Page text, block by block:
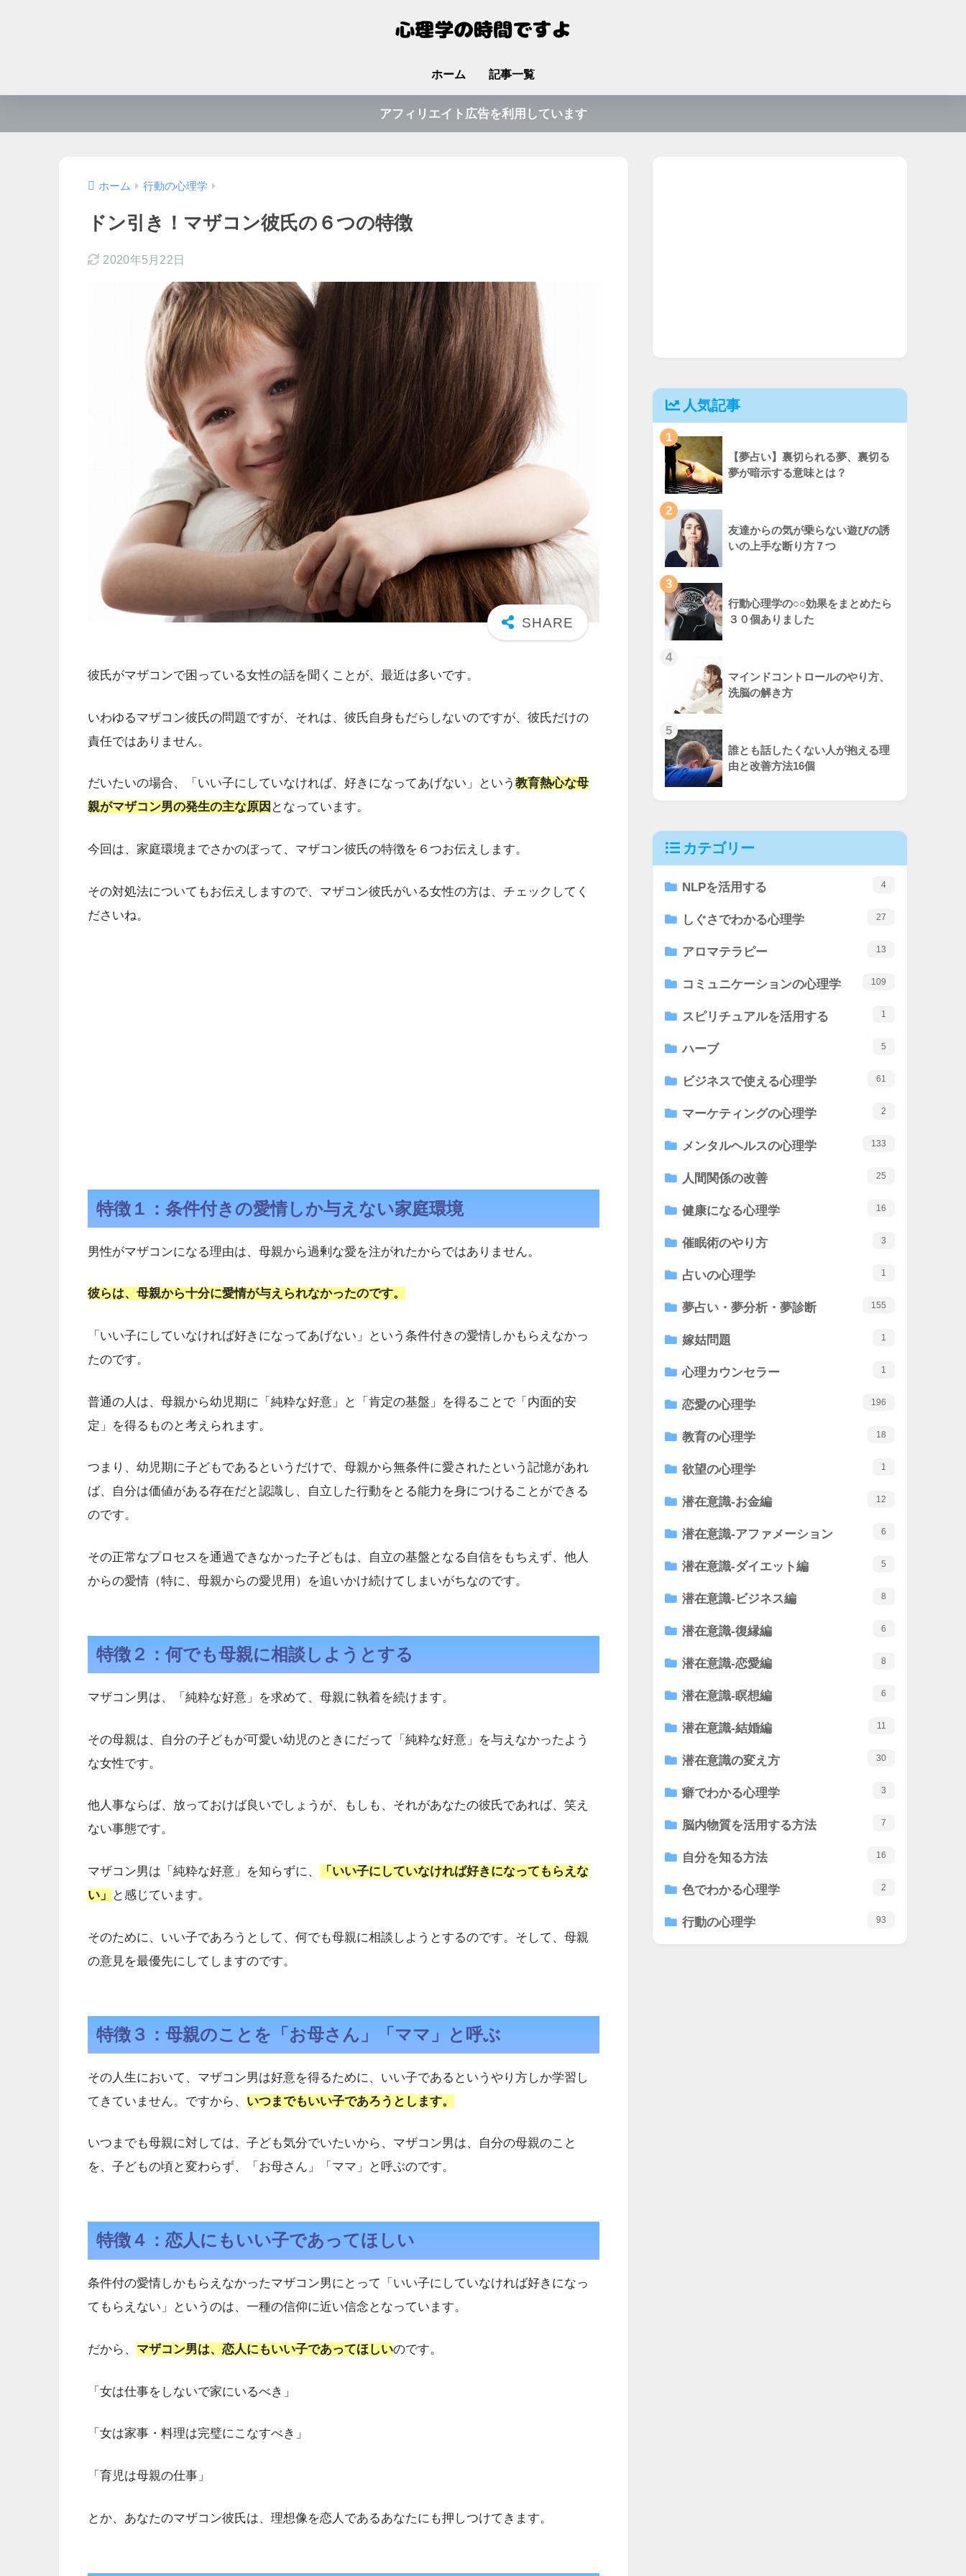
ホーム 記事一覧
アフィリエイト広告を利用しています
ホーム 行動の心理学
ドン引き！マザコン彼氏の６つの特徴
2020年5月22日
彼氏がマザコンで困っている女性の話を聞くことが、最近は多いです。
いわゆるマザコン彼氏の問題ですが、それは、彼氏自身もだらしないのですが、彼氏だけの
責任ではありません。
だいたいの場合、「いい子にしていなければ、好きになってあげない」という 教育熱心な母
親がマザコン男の発生の主な原因 となっています。
今回は、家庭環境までさかのぼって、マザコン彼氏の特徴を６つお伝えします。
その対処法についてもお伝えしますので、マザコン彼氏がいる女性の方は、チェックしてく
ださいね。
特徴１：条件付きの愛情しか与えない家庭環境
男性がマザコンになる理由は、母親から過剰な愛を注がれたからではありません。
彼らは、母親から十分に愛情が与えられなかったのです。
「いい子にしていなければ好きになってあげない」という条件付きの愛情しかもらえなかっ
たのです。
普通の人は、母親から幼児期に「純粋な好意」と「肯定の基盤」を得ることで「内面的安
定」を得るものと考えられます。
つまり、幼児期に子どもであるというだけで、母親から無条件に愛されたという記憶があれ
ば、自分は価値がある存在だと認識し、自立した行動をとる能力を身につけることができる
のです。
その正常なプロセスを通過できなかった子どもは、自立の基盤となる自信をもちえず、他人
からの愛情（特に、母親からの愛児用）を追いかけ続けてしまいがちなのです。
特徴２：何でも母親に相談しようとする
マザコン男は、「純粋な好意」を求めて、母親に執着を続けます。
その母親は、自分の子どもが可愛い幼児のときにだって「純粋な好意」を与えなかったよう
な女性です。
他人事ならば、放っておけば良いでしょうが、もしも、それがあなたの彼氏であれば、笑え
ない事態です。
マザコン男は「純粋な好意」を知らずに、
「いい子にしていなければ好きになってもらえな
い」
と感じています。
そのために、いい子であろうとして、何でも母親に相談しようとするのです。そして、母親
の意見を最優先にしてしますのです。
特徴３：母親のことを「お母さん」「ママ」と呼ぶ
その人生において、マザコン男は好意を得るために、いい子であるというやり方しか学習し
てきていません。ですから、 いつまでもいい子であろうとします。
いつまでも母親に対しては、子ども気分でいたいから、マザコン男は、自分の母親のこと
を、子どもの頃と変わらず、「お母さん」「ママ」と呼ぶのです。
特徴４：恋人にもいい子であってほしい
条件付の愛情しかもらえなかったマザコン男にとって「いい子にしていなければ好きになっ
てもらえない」というのは、一種の信仰に近い信念となっています。
だから、 マザコン男は、恋人にもいい子であってほしいのです。
「女は仕事をしないで家にいるべき」
「女は家事・料理は完璧にこなすべき」
「育児は母親の仕事」
とか、あなたのマザコン彼氏は、理想像を恋人であるあなたにも押しつけてきます。
人気記事
1
【夢占い】裏切られる夢、裏切る
夢が暗示する意味とは？
2
友達からの気が乗らない遊びの誘
いの上手な断り方７つ
3
行動心理学の○○効果をまとめたら
３０個ありました
4
マインドコントロールのやり方、
洗脳の解き方
5
誰とも話したくない人が抱える理
由と改善方法16個
カテゴリー
NLPを活用する 4
しぐさでわかる心理学 27
アロマテラピー 13
コミュニケーションの心理学 109
スピリチュアルを活用する 1
ハーブ 5
ビジネスで使える心理学 61
マーケティングの心理学 2
メンタルヘルスの心理学 133
人間関係の改善 25
健康になる心理学 16
催眠術のやり方 3
占いの心理学 1
夢占い・夢分析・夢診断 155
嫁姑問題 1
心理カウンセラー 1
恋愛の心理学 196
教育の心理学 18
欲望の心理学 1
潜在意識-お金編 12
潜在意識-アファメーション 6
潜在意識-ダイエット編 5
潜在意識-ビジネス編 8
潜在意識-復縁編 6
潜在意識-恋愛編 8
潜在意識-瞑想編 6
潜在意識-結婚編 11
潜在意識の変え方 30
癖でわかる心理学 3
脳内物質を活用する方法 7
自分を知る方法 16
色でわかる心理学 2
行動の心理学 93